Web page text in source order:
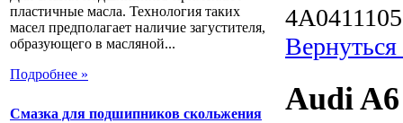
пластичные масла. Технология таких
масел предполагает наличие загустителя,
образующего в масляной...
Подробнее »
Смазка для подшипников скольжения
4A0411105
Audi